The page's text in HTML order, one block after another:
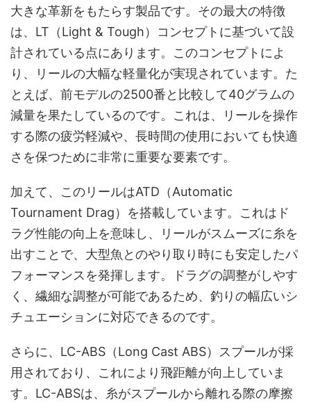
大きな革新をもたらす製品です。その最大の特徴
は、LT（Light & Tough）コンセプトに基づいて設
計されている点にあります。このコンセプトによ
り、リールの大幅な軽量化が実現されています。た
とえば、前モデルの2500番と比較して40グラムの
減量を果たしているのです。これは、リールを操作
する際の疲労軽減や、長時間の使用においても快適
さを保つために非常に重要な要素です。
加えて、このリールはATD（Automatic
Tournament Drag）を搭載しています。これはド
ラグ性能の向上を意味し、リールがスムーズに糸を
出すことで、大型魚とのやり取り時にも安定したパ
フォーマンスを発揮します。ドラグの調整がしやす
く、繊細な調整が可能であるため、釣りの幅広いシ
チュエーションに対応できるのです。
さらに、LC-ABS（Long Cast ABS）スプールが採
用されており、これにより飛距離が向上していま
す。LC-ABSは、糸がスプールから離れる際の摩擦